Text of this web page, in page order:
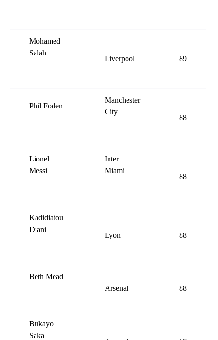
Mohamed
Salah
Liverpool 89
Phil Foden
Manchester
City
88
Lionel
Messi
Inter
Miami
88
Kadidiatou
Diani
Lyon 88
Beth Mead
Arsenal
88
Bukayo
Saka